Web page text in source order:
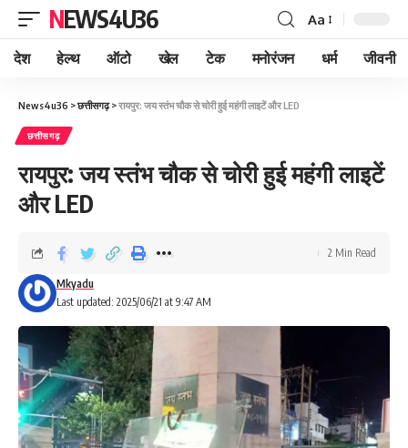
NEWS4U36 Aa
देश हेल्थ ऑटो खेल टेक मनोरंजन धर्म जीवनी
News4u36 >छत्तीसगढ़>रायपुर: जय स्तंभ चौक से चोरी हुई महंगी लाइटें और LED
छत्तीसगढ़
रायपुर: जय स्तंभ चौक से चोरी हुई महंगी लाइटें
और LED
Last updated: 2025/06/21 at 9:47 AM
Mkyadu
2 Min Read